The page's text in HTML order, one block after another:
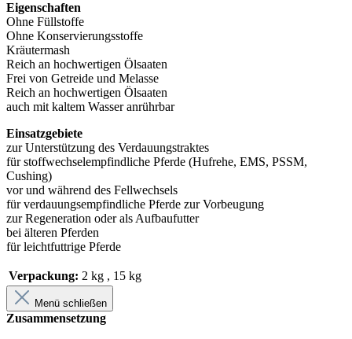
Eigenschaften
Ohne Füllstoffe
Ohne Konservierungsstoffe
Kräutermash
Reich an hochwertigen Ölsaaten
Frei von Getreide und Melasse
Reich an hochwertigen Ölsaaten
auch mit kaltem Wasser anrührbar
Einsatzgebiete
zur Unterstützung des Verdauungstraktes
für stoffwechselempfindliche Pferde (Hufrehe, EMS, PSSM,
Cushing)
vor und während des Fellwechsels
für verdauungsempfindliche Pferde zur Vorbeugung
zur Regeneration oder als Aufbaufutter
bei älteren Pferden
für leichtfuttrige Pferde
Verpackung: 2 kg , 15 kg
Menü schließen
Zusammensetzung